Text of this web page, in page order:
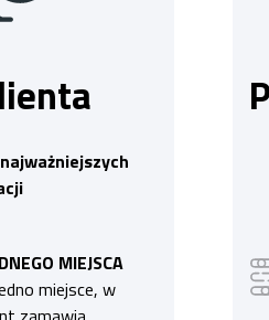
MIEJSCA
miejsce, w